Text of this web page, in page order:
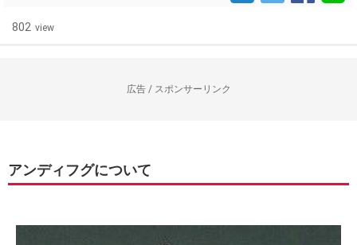
802 view
広告 / スポンサーリンク
アンディフグについて